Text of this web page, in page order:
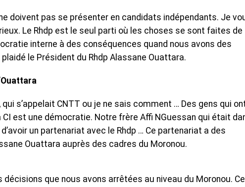
doivent pas se présenter en candidats indépendants. Je
Le Rhdp est le seul parti où les choses se sont faites de
interne à des conséquences quand nous avons des
le Président du Rhdp Alassane Ouattara.
s’appelait CNTT ou je ne sais comment … Des gens qui
CI est une démocratie. Notre frère Affi NGuessan qui était
un partenariat avec le Rhdp … Ce partenariat a des
Ouattara auprès des cadres du Moronou.
que nous avons arrêtées au niveau du Moronou.